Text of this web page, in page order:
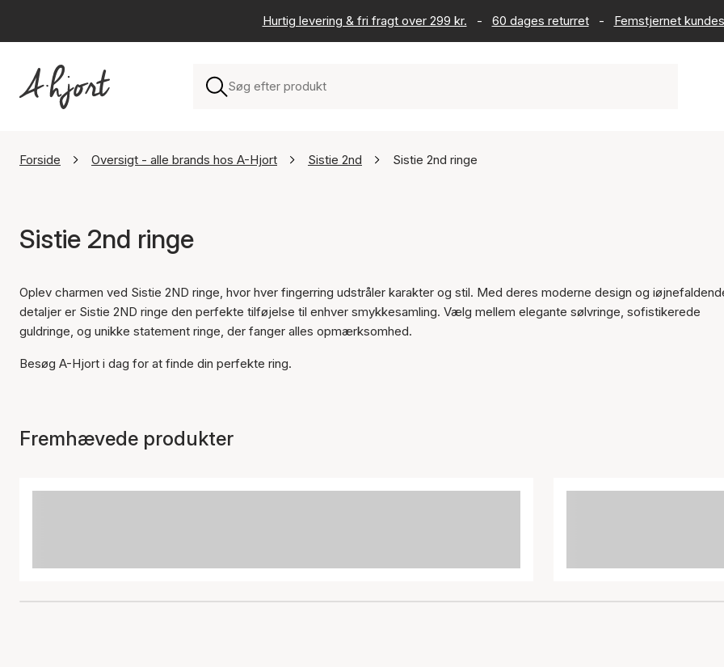
Hurtig levering & fri fragt over 299 kr. - 60 dages returret - Femstjernet
Forside Oversigt - alle brands hos A-Hjort Sistie 2nd Sistie 2nd ringe
Sistie 2nd ringe
Oplev charmen ved Sistie 2ND ringe, hvor hver fingerring udstråler karakter og stil. Med deres moderne design og
detaljer er Sistie 2ND ringe den perfekte tilføjelse til enhver smykkesamling. Vælg mellem elegante sølvringe, sofistikerede
guldringe, og unikke statement ringe, der fanger alles opmærksomhed.
Besøg A-Hjort i dag for at finde din perfekte ring.
Fremhævede produkter